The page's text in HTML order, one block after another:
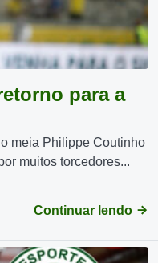
para a
meia Philippe Coutinho
muitos torcedores...
Continuar lendo